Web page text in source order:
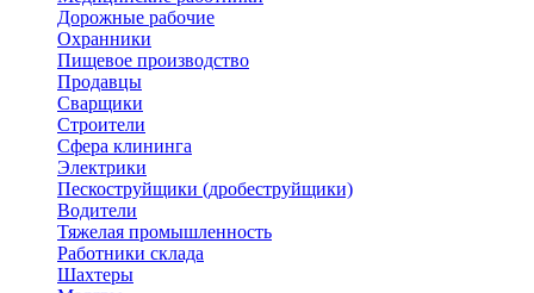
Дорожные рабочие
Охранники
Пищевое производство
Продавцы
Сварщики
Строители
Сфера клининга
Электрики
Пескоструйщики (дробеструйщики)
Водители
Тяжелая промышленность
Работники склада
Шахтеры